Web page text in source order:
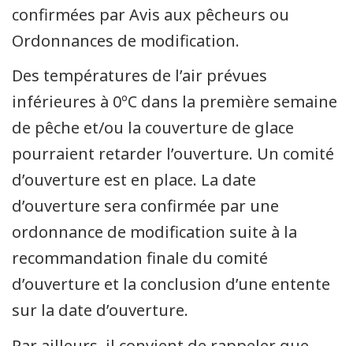
confirmées par Avis aux pêcheurs ou
Ordonnances de modification.
Des températures de l’air prévues
inférieures à 0ºC dans la première semaine
de pêche et/ou la couverture de glace
pourraient retarder l’ouverture. Un comité
d’ouverture est en place. La date
d’ouverture sera confirmée par une
ordonnance de modification suite à la
recommandation finale du comité
d’ouverture et la conclusion d’une entente
sur la date d’ouverture.